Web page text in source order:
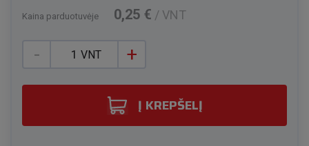
Kaina parduotuvėje 0,25 € / VNT
- +
VNT
Į KREPŠELĮ